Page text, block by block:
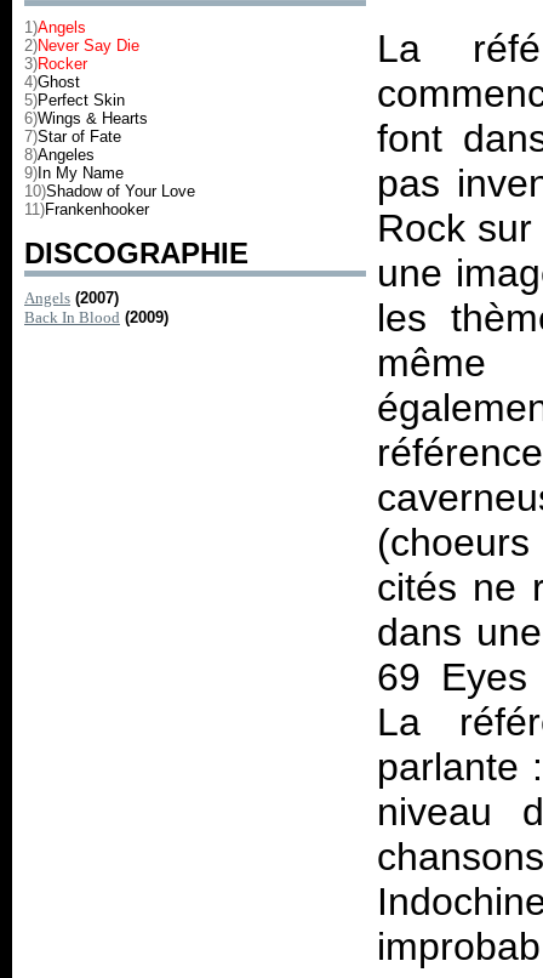
1)Angels
2)Never Say Die
3)Rocker
4)Ghost
5)Perfect Skin
6)Wings & Hearts
7)Star of Fate
8)Angeles
9) In My Name
10)Shadow of Your Love
11)Frankenhooker
DISCOGRAPHIE
Angels (2007)
Back In Blood (2009)
La
font
pas
Rock
une
les
même
cités ne
dans
69 Eyes
La
parlante
niveau